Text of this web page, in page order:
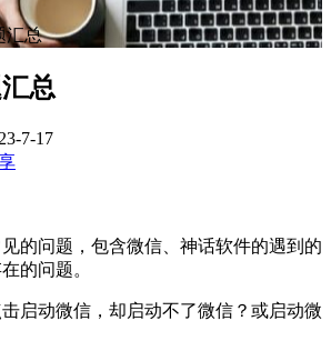
汇总
总
7-17
的问题，包含微信、神话软件的遇到的
的问题。
启动微信，却启动不了微信？或启动微